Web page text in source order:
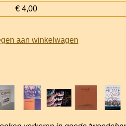
€ 4,00
aan winkelwagen